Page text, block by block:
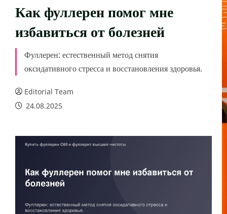
Как фуллерен помог мне
избавиться от болезней
Фуллерен: естественный метод снятия
оксидативного стресса и восстановления здоровья.
Editorial Team
24.08.2025